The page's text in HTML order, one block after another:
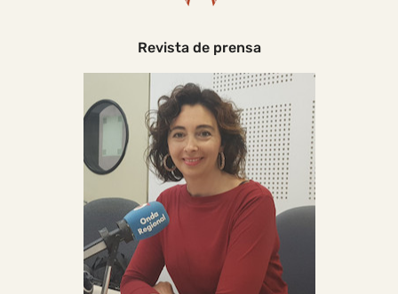
Revista de prensa